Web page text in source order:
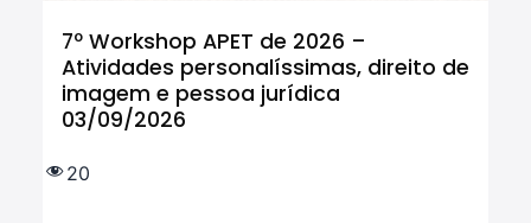
7º Workshop APET de 2026 –
Atividades personalíssimas, direito de
imagem e pessoa jurídica
03/09/2026
20